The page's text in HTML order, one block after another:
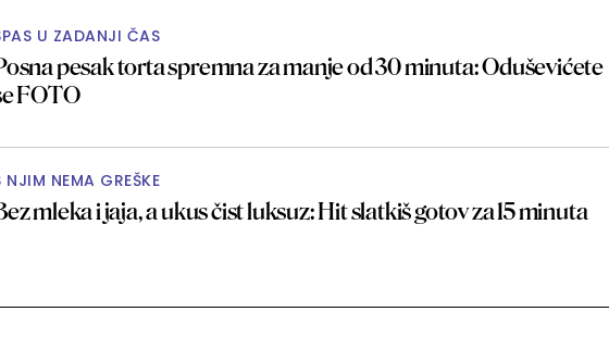
U ZADANJI ČAS
pesak torta spremna za manje od 30 minuta: Oduševićete
FOTO
NJIM NEMA GREŠKE
mleka i jaja, a ukus čist luksuz: Hit slatkiš gotov za 15 minuta